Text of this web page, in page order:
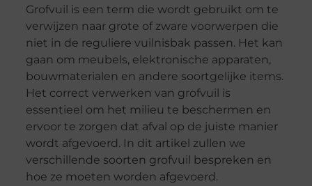
Grofvuil is een term die wordt gebruikt om te
verwijzen naar grote of zware voorwerpen die
niet in de reguliere vuilnisbak passen. Het kan
gaan om meubels, elektronische apparaten,
bouwmaterialen en andere soortgelijke items.
Het correct verwerken van grofvuil is
essentieel om het milieu te beschermen en
ervoor te zorgen dat afval op de juiste manier
wordt afgevoerd. In dit artikel zullen we
verschillende soorten grofvuil bespreken en
hoe ze moeten worden afgevoerd.